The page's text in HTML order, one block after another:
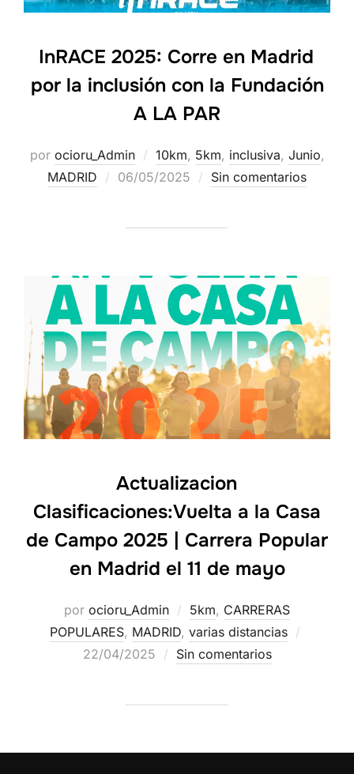
InRACE 2025: Corre en Madrid
por la inclusión con la Fundación
A LA PAR
por ocioru_Admin 10km, 5km, inclusiva, Junio,
MADRID
06/05/2025 Sin comentarios
Actualizacion
Clasificaciones:Vuelta a la Casa
de Campo 2025 | Carrera Popular
en Madrid el 11 de mayo
por ocioru_Admin 5km, CARRERAS
POPULARES, MADRID, varias distancias
22/04/2025
Sin comentarios